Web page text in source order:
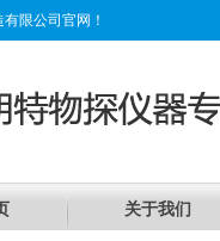
限公司官网！
关于我们